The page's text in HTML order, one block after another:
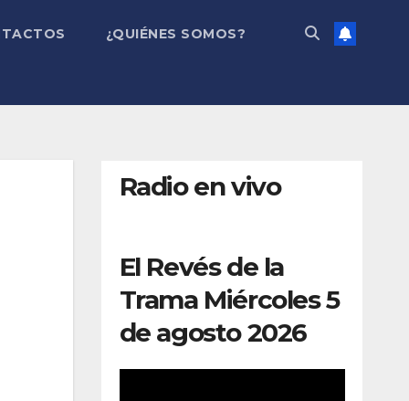
¿QUIÉNES SOMOS?
Radio en vivo
El Revés de la
Trama Miércoles 5
de agosto 2026